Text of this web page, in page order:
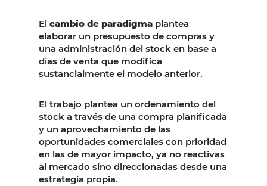
El cambio de paradigma plantea
elaborar un presupuesto de compras y
una administración del stock en base a
días de venta que modifica
sustancialmente el modelo anterior.
El trabajo plantea un ordenamiento del
stock a través de una compra planificada
y un aprovechamiento de las
oportunidades comerciales con prioridad
en las de mayor impacto, ya no reactivas
al mercado sino direccionadas desde una
estrategia propia.